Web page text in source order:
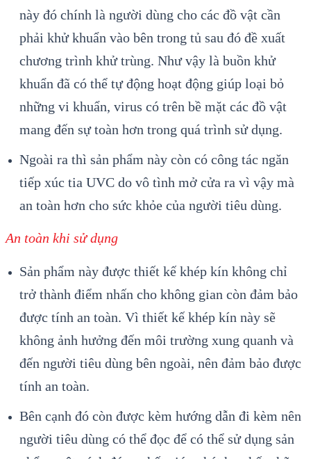
này đó chính là người dùng cho các đồ vật cần
phải khử khuẩn vào bên trong tủ sau đó đề xuất
chương trình khử trùng. Như vậy là buồn khử
khuẩn đã có thể tự động hoạt động giúp loại bỏ
những vi khuẩn, virus có trên bề mặt các đồ vật
mang đến sự toàn hơn trong quá trình sử dụng.
Ngoài ra thì sản phẩm này còn có công tác ngăn
tiếp xúc tia UVC do vô tình mở cửa ra vì vậy mà
an toàn hơn cho sức khỏe của người tiêu dùng.
An toàn khi sử dụng
Sản phẩm này được thiết kế khép kín không chỉ
trở thành điểm nhấn cho không gian còn đảm bảo
được tính an toàn. Vì thiết kế khép kín này sẽ
không ảnh hưởng đến môi trường xung quanh và
đến người tiêu dùng bên ngoài, nên đảm bảo được
tính an toàn.
Bên cạnh đó còn được kèm hướng dẫn đi kèm nên
người tiêu dùng có thể đọc để có thể sử dụng sản